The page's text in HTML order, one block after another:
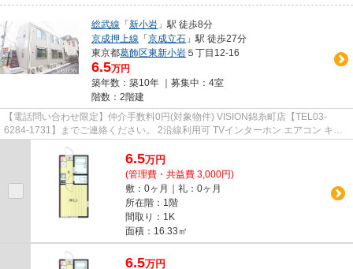
総武線 「新小岩 」駅 徒歩8分
京成押上線 「京成立石 」駅 徒歩27分
東京都葛飾区東新小岩 ５丁目12-16
6.5万円
築年数：築10年 ｜募集中： 4室
階数：2階建
【電話問い合わせ限定】仲介手数料0円(対象物件) VISION錦糸町店【TEL03-
6284-1731】までご連絡ください。 2沿線利用可 TVインターホン エアコン キャ
ンペーン 温水洗浄便座
6.5万円
(管理費・共益費 3,000円)
敷：0ヶ月｜礼：0ヶ月
所在階：1階
間取り：1K
面積：16.33㎡
6.5万円